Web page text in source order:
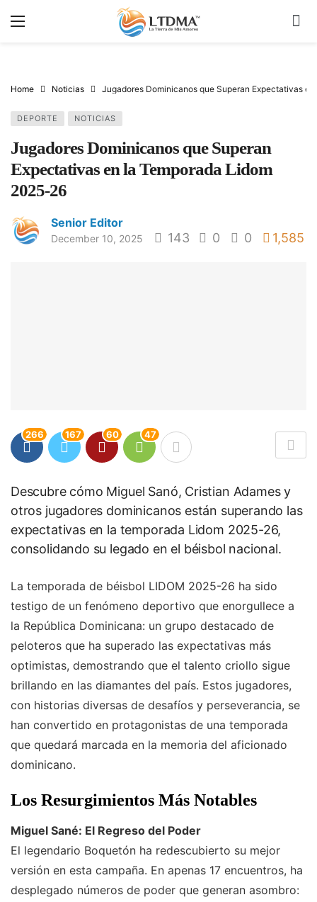
Home Noticias Jugadores Dominicanos que Superan Expectativas
DEPORTE NOTICIAS
Jugadores Dominicanos que Superan
Expectativas en la Temporada Lidom
2025-26
Senior Editor
December 10, 2025 143 0 0 1,585
266 167 60 47
Descubre cómo Miguel Sanó, Cristian Adames y
otros jugadores dominicanos están superando las
expectativas en la temporada Lidom 2025-26,
consolidando su legado en el béisbol nacional.
La temporada de béisbol LIDOM 2025-26 ha sido
testigo de un fenómeno deportivo que enorgullece a
la República Dominicana: un grupo destacado de
peloteros que ha superado las expectativas más
optimistas, demostrando que el talento criollo sigue
brillando en las diamantes del país. Estos jugadores,
con historias diversas de desafíos y perseverancia, se
han convertido en protagonistas de una temporada
que quedará marcada en la memoria del aficionado
dominicano.
Los Resurgimientos Más Notables
Miguel Sané: El Regreso del Poder
El legendario Boquetón ha redescubierto su mejor
versión en esta campaña. En apenas 17 encuentros, ha
desplegado números de poder que generan asombro: